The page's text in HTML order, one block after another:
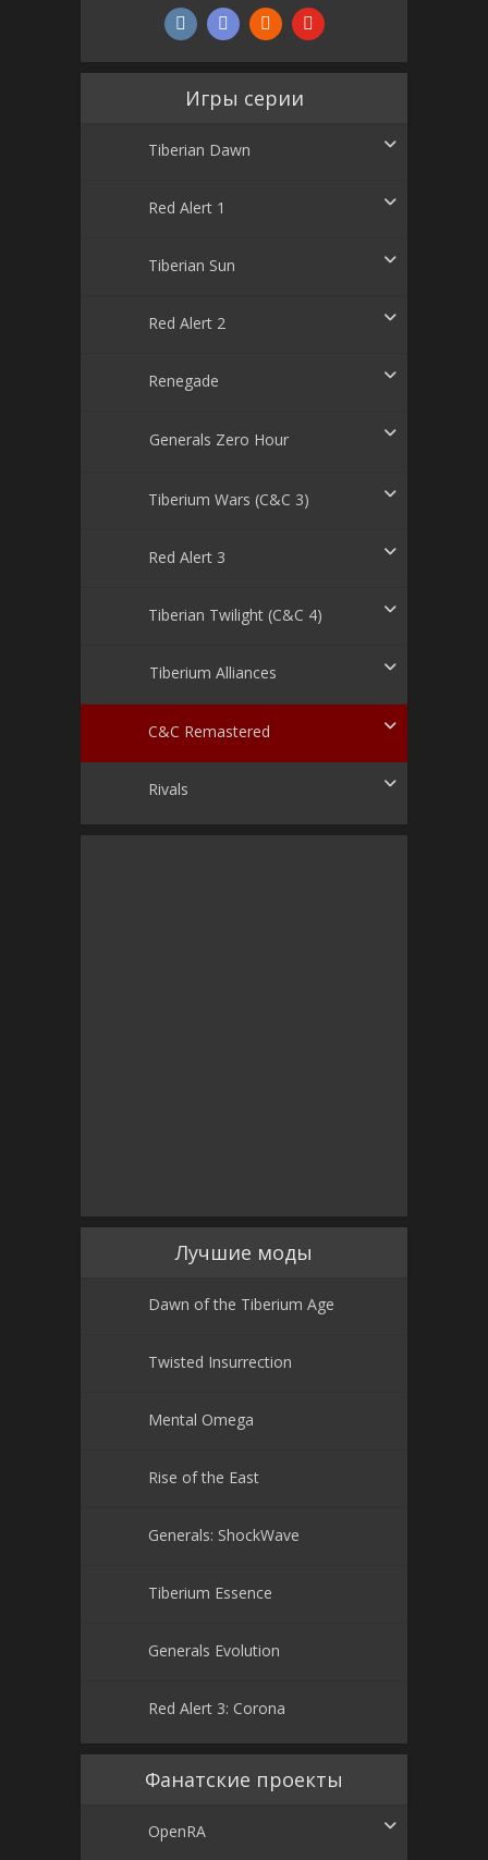
Игры серии
Tiberian Dawn
Red Alert 1
Tiberian Sun
Red Alert 2
Renegade
Generals Zero Hour
Tiberium Wars (C&C 3)
Red Alert 3
Tiberian Twilight (C&C 4)
Tiberium Alliances
C&C Remastered
Rivals
Лучшие моды
Dawn of the Tiberium Age
Twisted Insurrection
Mental Omega
Rise of the East
Generals: ShockWave
Tiberium Essence
Generals Evolution
Red Alert 3: Corona
Фанатские проекты
OpenRA